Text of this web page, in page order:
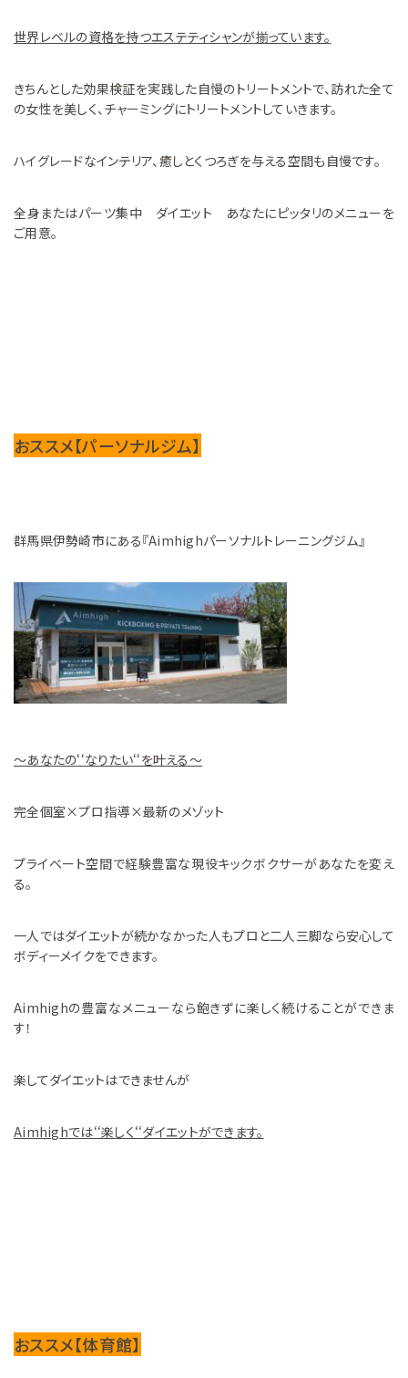
世界レベルの資格を持つエステティシャンが揃っています。
きちんとした効果検証を実践した自慢のトリートメントで、訪れた全て
の女性を美しく、チャーミングにトリートメントしていきます。
ハイグレードなインテリア、癒しとくつろぎを与える空間も自慢です。
全身またはパーツ集中 ダイエット あなたにピッタリのメニューを
ご用意。
おススメ【パーソナルジム】
群馬県伊勢崎市にある『Aimhighパーソナルトレーニングジム』
～あなたの‘‘なりたい‘‘を叶える～
完全個室×プロ指導×最新のメゾット
プライベート空間で経験豊富な現役キックボクサーがあなたを変え
る。
一人ではダイエットが続かなかった人もプロと二人三脚なら安心して
ボディーメイクをできます。
Aimhighの豊富なメニューなら飽きずに楽しく続けることができま
す！
楽してダイエットはできませんが
Aimhighでは‘‘楽しく‘‘ダイエットができます。
おススメ【体育館】